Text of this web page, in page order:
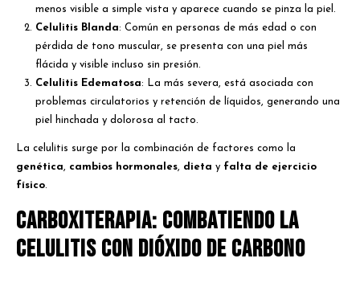
menos visible a simple vista y aparece cuando se pinza la piel.
Celulitis Blanda: Común en personas de más edad o con
pérdida de tono muscular, se presenta con una piel más
flácida y visible incluso sin presión.
Celulitis Edematosa: La más severa, está asociada con
problemas circulatorios y retención de líquidos, generando una
piel hinchada y dolorosa al tacto.
La celulitis surge por la combinación de factores como la
genética, cambios hormonales, dieta y falta de ejercicio
físico.
Carboxiterapia: Combatiendo la
Celulitis con Dióxido de Carbono